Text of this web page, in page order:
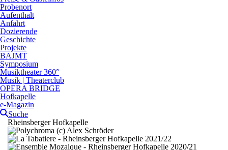
Probenort
Aufenthalt
Anfahrt
Dozierende
Geschichte
Projekte
BAJMT
Symposium
Musiktheater 360°
Musik | Theaterclub
OPERA BRIDGE
Hofkapelle
e-Magazin
Suche
Rheinsberger Hofkapelle